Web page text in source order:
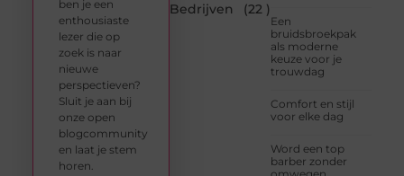
Bedrijven
(22 )
Een
bruidsbroekpak
als moderne
keuze voor je
trouwdag
Comfort en stijl
voor elke dag
Word een top
barber zonder
ben je een
enthousiaste
lezer die op
zoek is naar
nieuwe
perspectieven?
Sluit je aan bij
onze open
blogcommunity
en laat je stem
horen.